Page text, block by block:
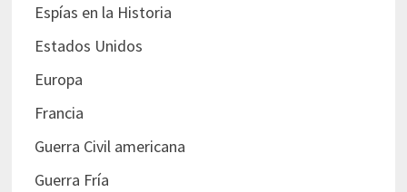
Espías en la Historia
Estados Unidos
Europa
Francia
Guerra Civil americana
Guerra Fría